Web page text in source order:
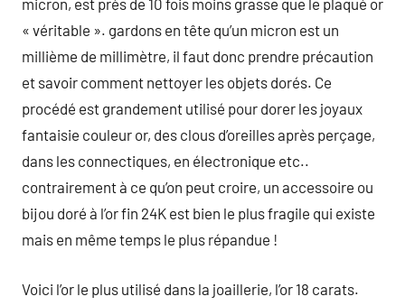
micron, est près de 10 fois moins grasse que le plaqué or
« véritable ». gardons en tête qu’un micron est un
millième de millimètre, il faut donc prendre précaution
et savoir comment nettoyer les objets dorés. Ce
procédé est grandement utilisé pour dorer les joyaux
fantaisie couleur or, des clous d’oreilles après perçage,
dans les connectiques, en électronique etc..
contrairement à ce qu’on peut croire, un accessoire ou
bijou doré à l’or fin 24K est bien le plus fragile qui existe
mais en même temps le plus répandue !
Voici l’or le plus utilisé dans la joaillerie, l’or 18 carats.